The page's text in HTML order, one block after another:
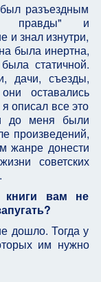
разъездным
правды" и
и знал изнутри,
была инертна,
статичной.
дачи, съезды,
оставались
описал все это
до меня были
произведений,
жанре донести
советских
вам не
дошло. Тогда у
им нужно